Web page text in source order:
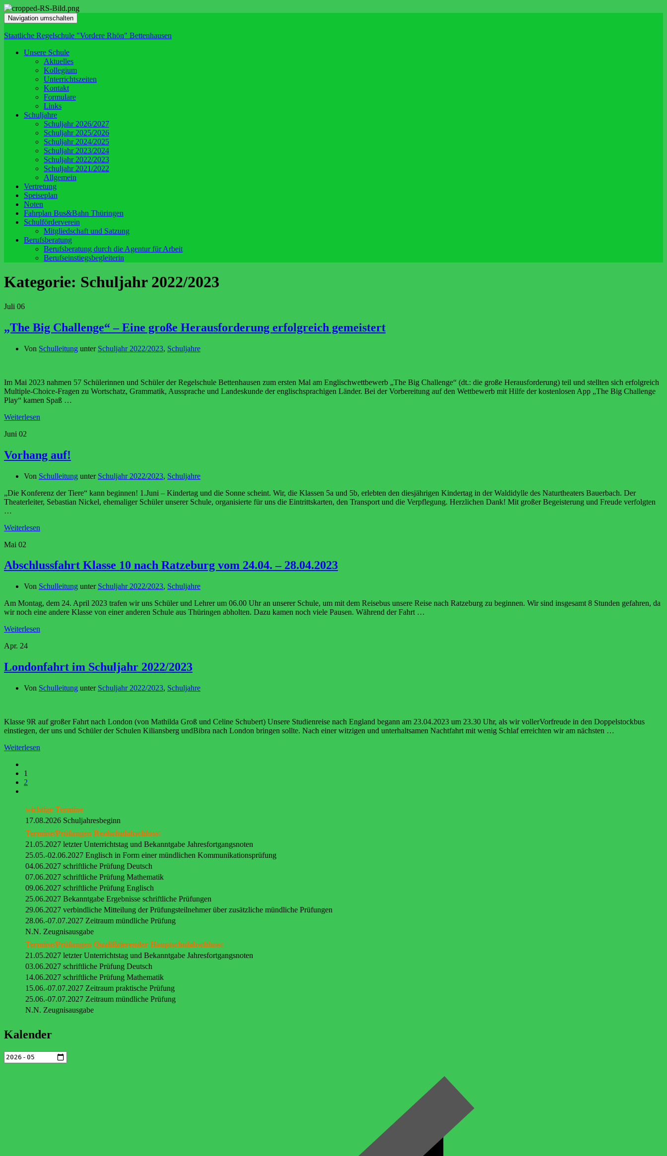
Navigation umschalten
Staatliche Regelschule "Vordere Rhön" Bettenhausen
Unsere Schule
Aktuelles
Kollegium
Unterrichtszeiten
Kontakt
Formulare
Links
Schuljahre
Schuljahr 2026/2027
Schuljahr 2025/2026
Schuljahr 2024/2025
Schuljahr 2023/2024
Schuljahr 2022/2023
Schuljahr 2021/2022
Allgemein
Vertretung
Speiseplan
Noten
Fahrplan Bus&Bahn Thüringen
Schulförderverein
Mitgliedschaft und Satzung
Berufsberatung
Berufsberatung durch die Agentur für Arbeit
Berufseinstiegsbegleiterin
Kategorie: Schuljahr 2022/2023
Juli 06
„The Big Challenge“ – Eine große Herausforderung erfolgreich gemeistert
Von Schulleitung unter Schuljahr 2022/2023, Schuljahre
Im Mai 2023 nahmen 57 Schülerinnen und Schüler der Regelschule Bettenhausen zum ersten Mal am Englischwettbewerb „The Big Challenge“ (dt.: die große Herausforderung) teil und stellten sich erfolgreich
Multiple-Choice-Fragen zu Wortschatz, Grammatik, Aussprache und Landeskunde der englischsprachigen Länder. Bei der Vorbereitung auf den Wettbewerb mit Hilfe der kostenlosen App „The Big Challenge
Play“ kamen Spaß …
Weiterlesen
Juni 02
Vorhang auf!
Von Schulleitung unter Schuljahr 2022/2023, Schuljahre
„Die Konferenz der Tiere“ kann beginnen! 1.Juni – Kindertag und die Sonne scheint. Wir, die Klassen 5a und 5b, erlebten den diesjährigen Kindertag in der Waldidylle des Naturtheaters Bauerbach. Der
Theaterleiter, Sebastian Nickel, ehemaliger Schüler unserer Schule, organisierte für uns die Eintrittskarten, den Transport und die Verpflegung. Herzlichen Dank! Mit großer Begeisterung und Freude verfolgten
…
Weiterlesen
Mai 02
Abschlussfahrt Klasse 10 nach Ratzeburg vom 24.04. – 28.04.2023
Von Schulleitung unter Schuljahr 2022/2023, Schuljahre
Am Montag, dem 24. April 2023 trafen wir uns Schüler und Lehrer um 06.00 Uhr an unserer Schule, um mit dem Reisebus unsere Reise nach Ratzeburg zu beginnen. Wir sind insgesamt 8 Stunden gefahren, da
wir noch eine andere Klasse von einer anderen Schule aus Thüringen abholten. Dazu kamen noch viele Pausen. Während der Fahrt …
Weiterlesen
Apr. 24
Londonfahrt im Schuljahr 2022/2023
Von Schulleitung unter Schuljahr 2022/2023, Schuljahre
Klasse 9R auf großer Fahrt nach London (von Mathilda Groß und Celine Schubert) Unsere Studienreise nach England begann am 23.04.2023 um 23.30 Uhr, als wir vollerVorfreude in den Doppelstockbus
einstiegen, der uns und Schüler der Schulen Kiliansberg undBibra nach London bringen sollte. Nach einer witzigen und unterhaltsamen Nachtfahrt mit wenig Schlaf erreichten wir am nächsten …
Weiterlesen
1
2
wichtige Termine
17.08.2026 Schuljahresbeginn
Termine/Prüfungen Realschulabschluss:
21.05.2027 letzter Unterrichtstag und Bekanntgabe Jahresfortgangsnoten
25.05.-02.06.2027 Englisch in Form einer mündlichen Kommunikationsprüfung
04.06.2027 schriftliche Prüfung Deutsch
07.06.2027 schriftliche Prüfung Mathematik
09.06.2027 schriftliche Prüfung Englisch
25.06.2027 Bekanntgabe Ergebnisse schriftliche Prüfungen
29.06.2027 verbindliche Mitteilung der Prüfungsteilnehmer über zusätzliche mündliche Prüfungen
28.06.-07.07.2027 Zeitraum mündliche Prüfung
N.N. Zeugnisausgabe
Termine/Prüfungen Qualifizierender Hauptschulabschluss:
21.05.2027 letzter Unterrichtstag und Bekanntgabe Jahresfortgangsnoten
03.06.2027 schriftliche Prüfung Deutsch
14.06.2027 schriftliche Prüfung Mathematik
15.06.-07.07.2027 Zeitraum praktische Prüfung
25.06.-07.07.2027 Zeitraum mündliche Prüfung
N.N. Zeugnisausgabe
Kalender